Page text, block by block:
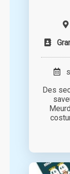
Des